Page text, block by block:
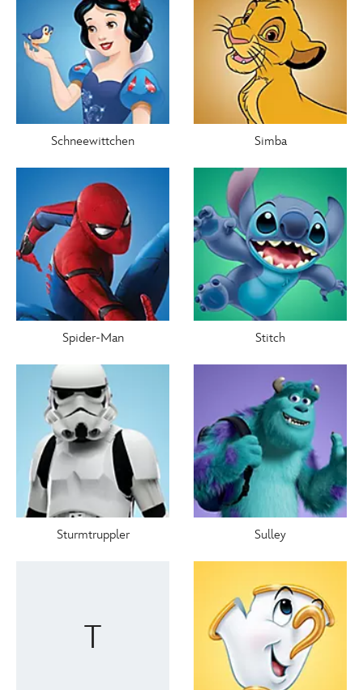
Schneewittchen Simba
Spider-Man Stitch
Sturmtruppler Sulley
T